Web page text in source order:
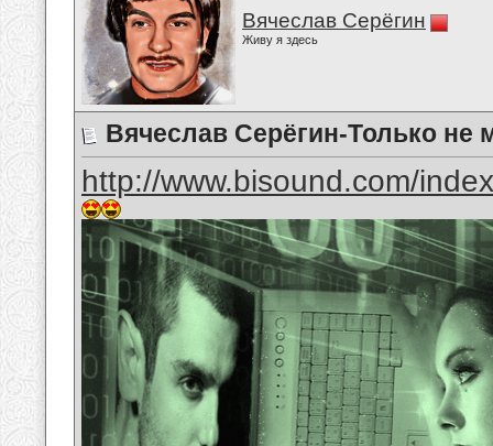
Вячеслав Серёгин
Живу я здесь
Вячеслав Серёгин-Только не
http://www.bisound.com/